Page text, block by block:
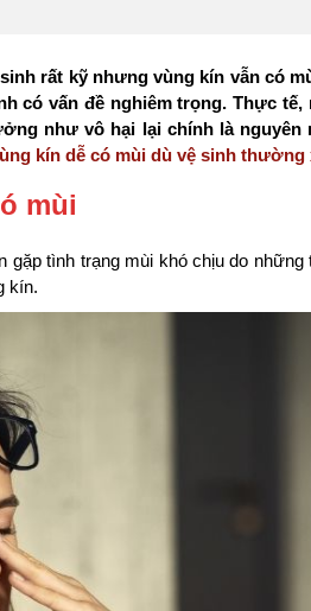
rất kỹ nhưng vùng kín vẫn có
có vấn đề nghiêm trọng. Thực
như vô hại lại chính là nguyên
kín dễ có mùi dù vệ sinh thường
mùi
tình trạng mùi khó chịu do
kín.